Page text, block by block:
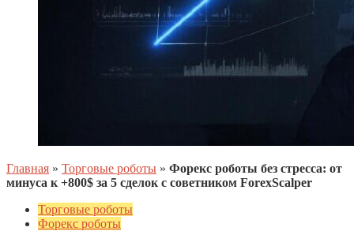
Главная » Торговые роботы » Форекс роботы без стресса: от
минуса к +800$ за 5 сделок с советником ForexScalper
Торговые роботы
Форекс роботы